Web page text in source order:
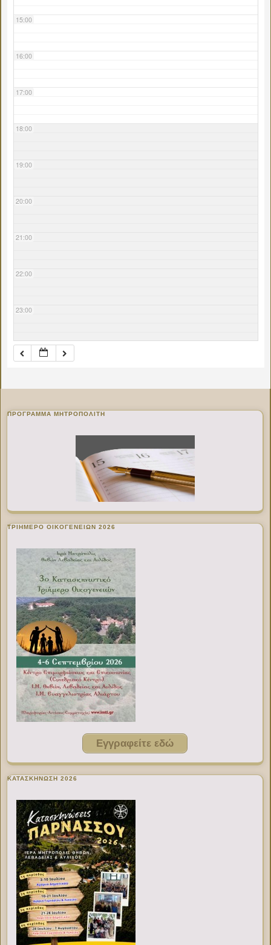
15:00
16:00
17:00
18:00
19:00
20:00
21:00
22:00
23:00
ΠΡΌΓΡΑΜΜΑ ΜΗΤΡΟΠΟΛΊΤΗ
ΤΡΙΗΜΕΡΟ ΟΙΚΟΓΕΝΕΙΩΝ 2026
Εγγραφείτε εδώ
ΚΑΤΑΣΚΗΝΩΣΗ 2026